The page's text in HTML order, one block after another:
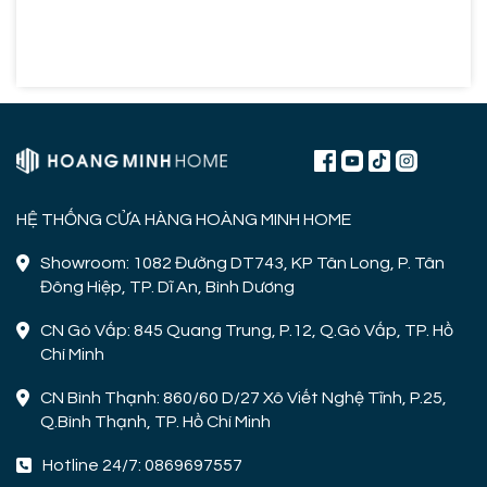
HỆ THỐNG CỬA HÀNG HOÀNG MINH HOME
Showroom: 1082 Đường DT743, KP Tân Long, P. Tân
Đông Hiệp, TP. Dĩ An, Bình Dương
CN Gò Vấp: 845 Quang Trung, P.12, Q.Gò Vấp, TP. Hồ
Chí Minh
CN Bình Thạnh: 860/60 D/27 Xô Viết Nghệ Tĩnh, P.25,
Q.Bình Thạnh, TP. Hồ Chí Minh
Hotline 24/7: 0869697557